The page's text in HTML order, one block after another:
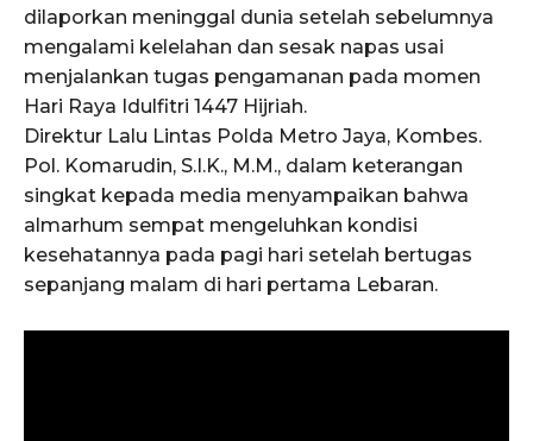
dilaporkan meninggal dunia setelah sebelumnya
mengalami kelelahan dan sesak napas usai
menjalankan tugas pengamanan pada momen
Hari Raya Idulfitri 1447 Hijriah.
Direktur Lalu Lintas Polda Metro Jaya, Kombes.
Pol. Komarudin, S.I.K., M.M., dalam keterangan
singkat kepada media menyampaikan bahwa
almarhum sempat mengeluhkan kondisi
kesehatannya pada pagi hari setelah bertugas
sepanjang malam di hari pertama Lebaran.